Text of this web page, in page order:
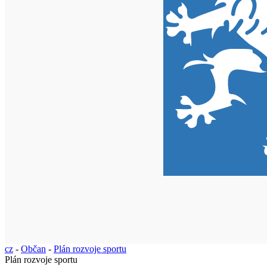
cz - Občan - Plán rozvoje sportu
Plán rozvoje sportu